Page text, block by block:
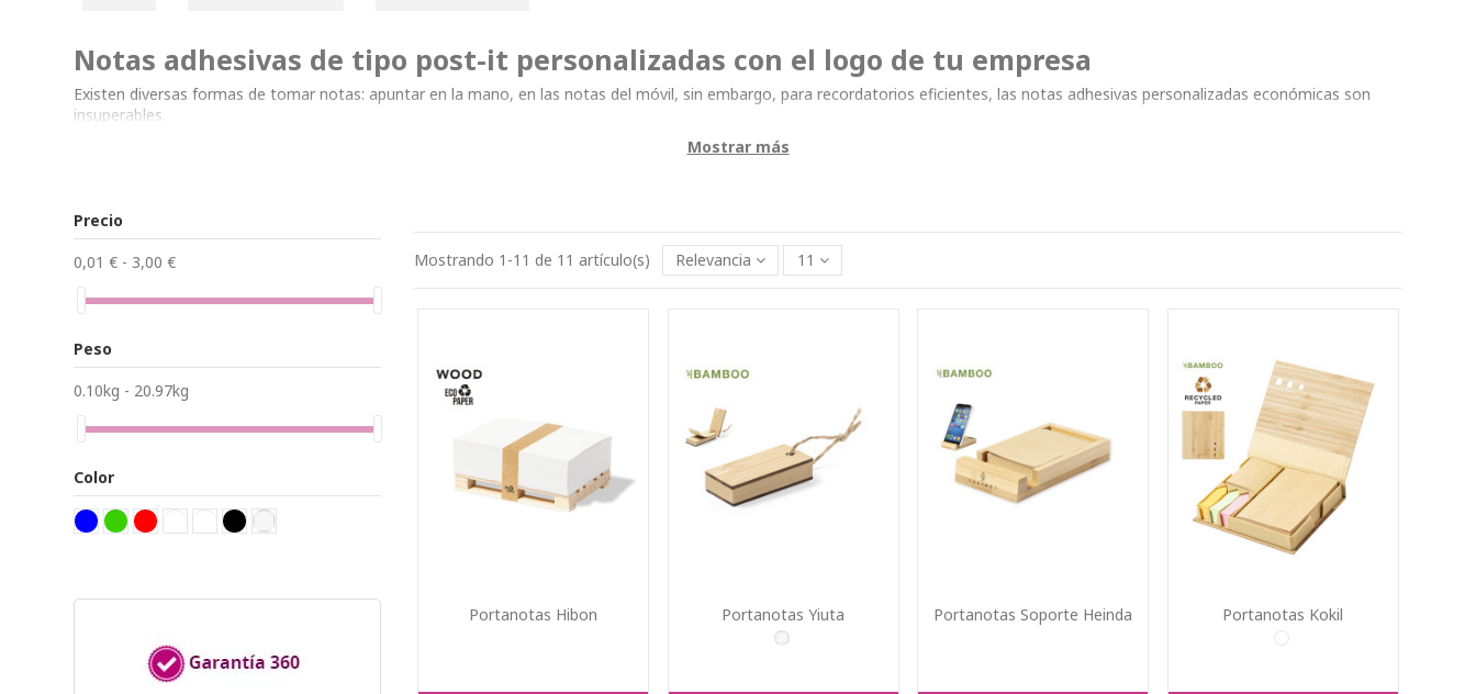
Notas adhesivas de tipo post-it personalizadas con el logo de tu empresa
Existen diversas formas de tomar notas: apuntar en la mano, en las notas del móvil, sin embargo, para recordatorios eficientes, las notas adhesivas personalizadas económicas son
insuperables.
Mostrar más
Mostrando 1-11 de 11 artículo(s) Relevancia 11
Portanotas Hibon Portanotas Yiuta Portanotas Soporte Heinda Portanotas Kokil
Precio
0,01 € - 3,00 €
Peso
0.10kg - 20.97kg
Color